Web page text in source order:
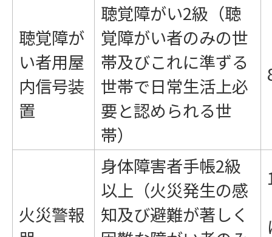
聴覚障が
い者用屋
内信号装
置
聴覚障がい2級（聴
覚障がい者のみの世
帯及びこれに準ずる
世帯で日常生活上必
要と認められる世
帯）
火災警報
身体障害者手帳2級
以上（火災発生の感
知及び避難が著しく